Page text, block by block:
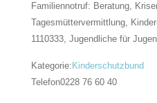
Familiennotruf: Beratung,
Tagesmüttervermittlung,
1110333, Jugendliche für
Kategorie: Kinderschutzbund
Telefon0228 76 60 40